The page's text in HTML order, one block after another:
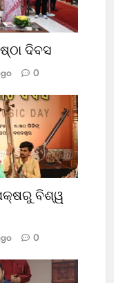
ଦିବସ
0
ବିଶ୍ୱ
0